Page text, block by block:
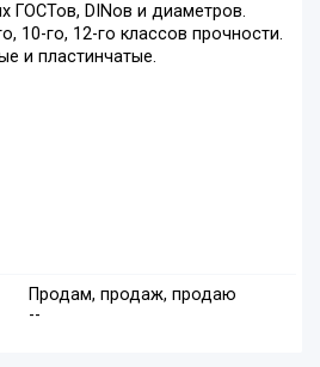
ГОСТов, DINов и диаметров.
10-го, 12-го классов прочности.
и пластинчатые.
Продам, продаж, продаю
--